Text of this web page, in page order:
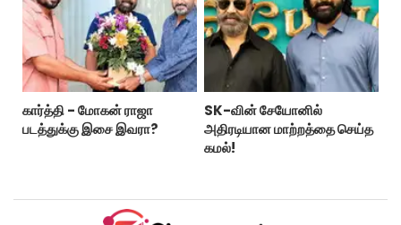
கார்த்தி - மோகன் ராஜா
படத்துக்கு இசை இவரா?
SK-வின் சேயோனில்
அதிரடியான மாற்றத்தை செய்த
கமல்!